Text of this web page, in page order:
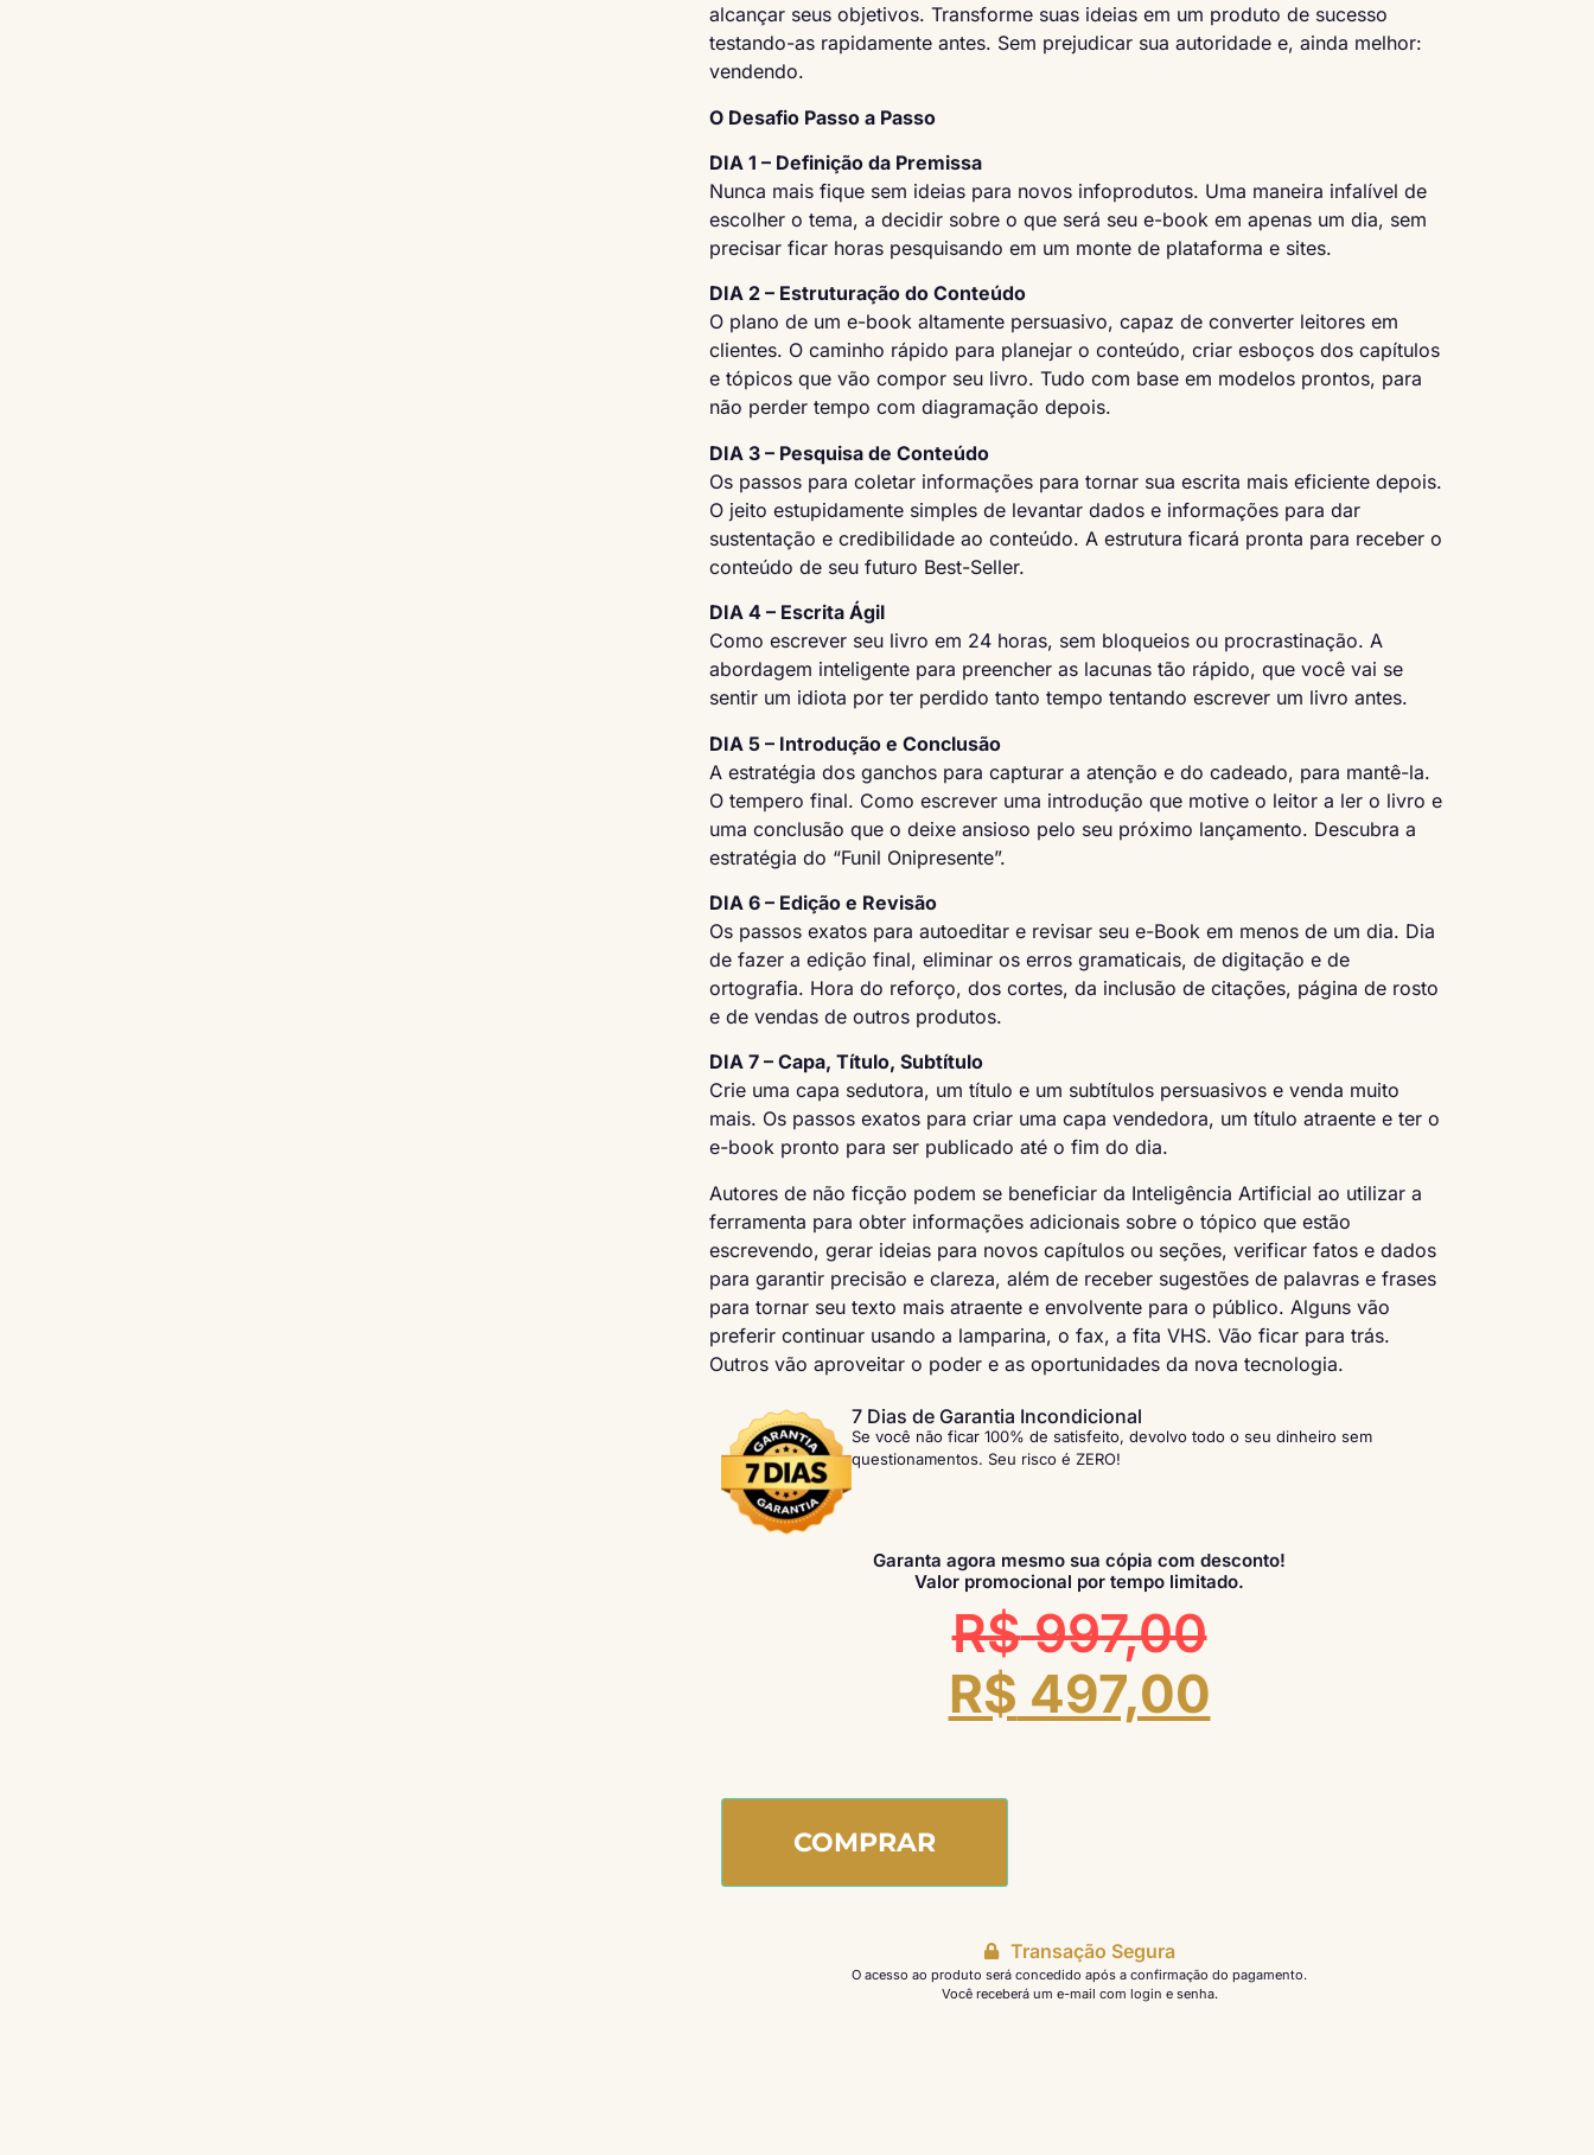
alcançar seus objetivos. Transforme suas ideias em um produto de sucesso
testando-as rapidamente antes. Sem prejudicar sua autoridade e, ainda melhor:
vendendo.
O Desafio Passo a Passo
DIA 1 – Definição da Premissa
Nunca mais fique sem ideias para novos infoprodutos. Uma maneira infalível de
escolher o tema, a decidir sobre o que será seu e-book em apenas um dia, sem
precisar ficar horas pesquisando em um monte de plataforma e sites.
DIA 2 – Estruturação do Conteúdo
O plano de um e-book altamente persuasivo, capaz de converter leitores em
clientes. O caminho rápido para planejar o conteúdo, criar esboços dos capítulos
e tópicos que vão compor seu livro. Tudo com base em modelos prontos, para
não perder tempo com diagramação depois.
DIA 3 – Pesquisa de Conteúdo
Os passos para coletar informações para tornar sua escrita mais eficiente depois.
O jeito estupidamente simples de levantar dados e informações para dar
sustentação e credibilidade ao conteúdo. A estrutura ficará pronta para receber o
conteúdo de seu futuro Best-Seller.
DIA 4 – Escrita Ágil
Como escrever seu livro em 24 horas, sem bloqueios ou procrastinação. A
abordagem inteligente para preencher as lacunas tão rápido, que você vai se
sentir um idiota por ter perdido tanto tempo tentando escrever um livro antes.
DIA 5 – Introdução e Conclusão
A estratégia dos ganchos para capturar a atenção e do cadeado, para mantê-la.
O tempero final. Como escrever uma introdução que motive o leitor a ler o livro e
uma conclusão que o deixe ansioso pelo seu próximo lançamento. Descubra a
estratégia do “Funil Onipresente”.
DIA 6 – Edição e Revisão
Os passos exatos para autoeditar e revisar seu e-Book em menos de um dia. Dia
de fazer a edição final, eliminar os erros gramaticais, de digitação e de
ortografia. Hora do reforço, dos cortes, da inclusão de citações, página de rosto
e de vendas de outros produtos.
DIA 7 – Capa, Título, Subtítulo
Crie uma capa sedutora, um título e um subtítulos persuasivos e venda muito
mais. Os passos exatos para criar uma capa vendedora, um título atraente e ter o
e-book pronto para ser publicado até o fim do dia.
Autores de não ficção podem se beneficiar da Inteligência Artificial ao utilizar a
ferramenta para obter informações adicionais sobre o tópico que estão
escrevendo, gerar ideias para novos capítulos ou seções, verificar fatos e dados
para garantir precisão e clareza, além de receber sugestões de palavras e frases
para tornar seu texto mais atraente e envolvente para o público. Alguns vão
preferir continuar usando a lamparina, o fax, a fita VHS. Vão ficar para trás.
Outros vão aproveitar o poder e as oportunidades da nova tecnologia.
7 Dias de Garantia Incondicional
Se você não ficar 100% de satisfeito, devolvo todo o seu dinheiro sem
questionamentos. Seu risco é ZERO!
Garanta agora mesmo sua cópia com desconto!
Valor promocional por tempo limitado.
R$997,00
R$ 497,00
COMPRAR
Transação Segura
O acesso ao produto será concedido após a confirmação do pagamento.
Você receberá um e-mail com login e senha.